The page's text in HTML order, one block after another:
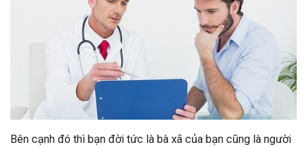
Bên cạnh đó thì bạn đời tức là bà xã của bạn cũng là người